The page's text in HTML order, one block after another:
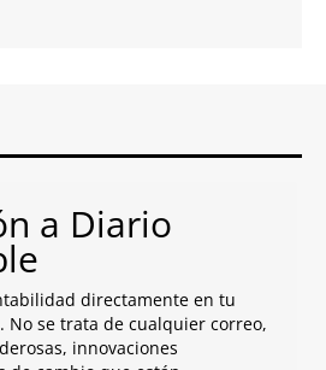
a Diario
directamente en tu
No se trata de cualquier correo,
innovaciones